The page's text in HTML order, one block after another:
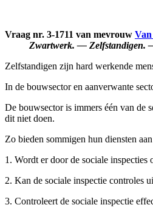
Vraag nr. 3-1711 van mevrouw Van
Zwartwerk. — Zelfstandigen.
Zelfstandigen zijn hard werkende
In de bouwsector en aanverwante
De bouwsector is immers één van de
dit niet doen.
Zo bieden sommigen hun diensten
1. Wordt er door de sociale
2. Kan de sociale inspectie controles
3. Controleert de sociale inspectie